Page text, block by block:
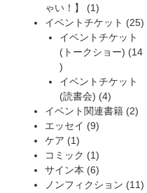
商
品
ゃい！】
11
個
の
商
イベントチケット 2525
の
イベントチケット
(トークショー)
14
14
個
の
商
品
イベントチケット
(読書会)
44
個
イベント関連書籍 22
エッセイ 99
の
商
品
ケア 11
個
の
商
コミック 11
個
の
サイン本 66
個
ノンフィクション 1111